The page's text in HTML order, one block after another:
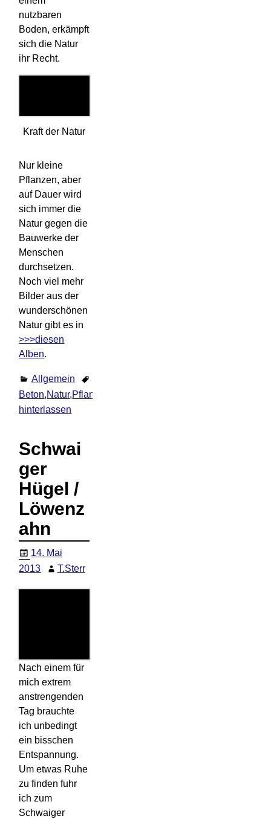
nutzbaren
Boden, erkämpft
sich die Natur
ihr Recht.
Kraft der Natur
Nur kleine
Pflanzen, aber
auf Dauer wird
sich immer die
Natur gegen die
Bauwerke der
Menschen
durchsetzen.
Noch viel mehr
Bilder aus der
wunderschönen
Natur gibt es in
>>>diesen
Alben.
Allgemein
Beton,Natur,Pflanzen
hinterlassen
Schwai
ger
Hügel /
Löwenz
ahn
14. Mai
2013
T.Sterr
Nach einem für
mich extrem
anstrengenden
Tag brauchte
ich unbedingt
ein bisschen
Entspannung.
Um etwas Ruhe
zu finden fuhr
ich zum
Schwaiger